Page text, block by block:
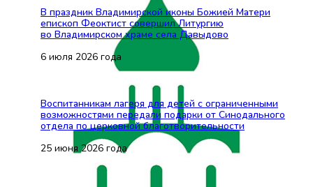
В праздник Владимирской иконы Божией Матери
епископ Феоктист совершил Литургию
во Владимирском храме села Давыдово
6 июля 2026 года
Воспитанникам лагеря для детей с ограниченными
возможностями передали подарки от Синодального
отдела по церковной благотворительности
25 июня 2026 года